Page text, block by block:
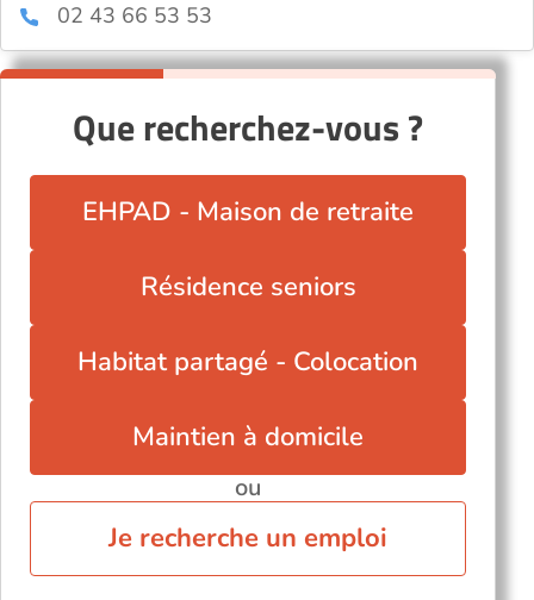
02 43 66 53 53
Que recherchez-vous ?
EHPAD - Maison de retraite
Résidence seniors
Habitat partagé - Colocation
Maintien à domicile
ou
Je recherche un emploi